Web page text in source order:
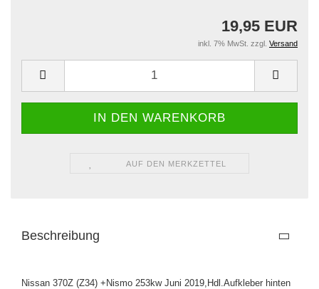
19,95 EUR
inkl. 7% MwSt. zzgl. Versand
AUF DEN MERKZETTEL
Beschreibung
Nissan 370Z (Z34) +Nismo 253kw Juni 2019,Hdl.Aufkleber hinten